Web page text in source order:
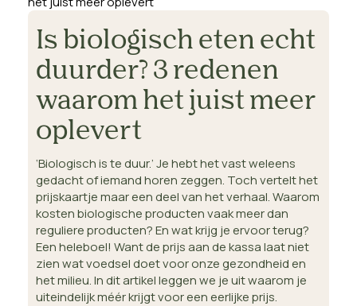
Is biologisch eten echt
duurder? 3 redenen
waarom het juist meer
oplevert
‘Biologisch is te duur.’ Je hebt het vast weleens
gedacht of iemand horen zeggen. Toch vertelt het
prijskaartje maar een deel van het verhaal. Waarom
kosten biologische producten vaak meer dan
reguliere producten? En wat krijg je ervoor terug?
Een heleboel! Want de prijs aan de kassa laat niet
zien wat voedsel doet voor onze gezondheid en
het milieu. In dit artikel leggen we je uit waarom je
uiteindelijk méér krijgt voor een eerlijke prijs.